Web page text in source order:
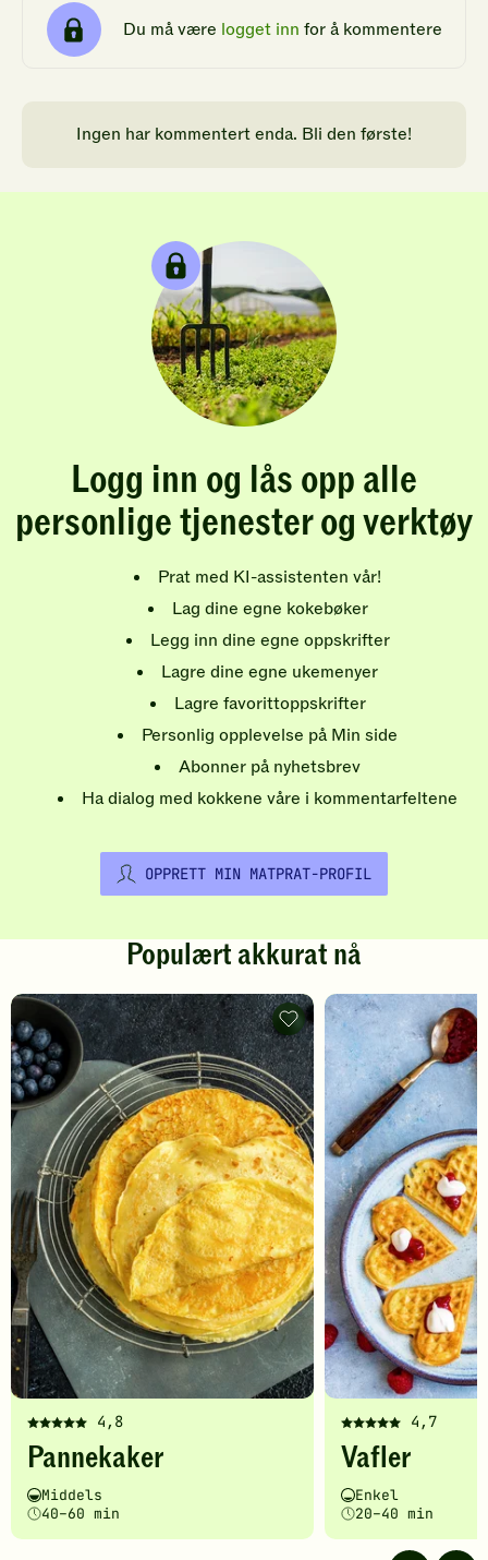
Du må være logget inn for å kommentere
Ingen har kommentert enda. Bli den første!
Logg inn og lås opp alle
personlige tjenester og verktøy
Prat med KI-assistenten vår!
Lag dine egne kokebøker
Legg inn dine egne oppskrifter
Lagre dine egne ukemenyer
Lagre favorittoppskrifter
Personlig opplevelse på Min side
Abonner på nyhetsbrev
Ha dialog med kokkene våre i kommentarfeltene
OPPRETT MIN MATPRAT-PROFIL
Populært akkurat nå
4,8
Denne
oppskriften
fått
5
av
Pannekaker
Vanskelighetsgrad
Middels
Tilberedningstid
40–60 min
Pannekaker
-
legg
til
favoritter
4,7
Denne
oppskriften
fått
5
av
Vafler
Vanskelighetsgrad
Enkel
Tilberedningstid
20–40 min